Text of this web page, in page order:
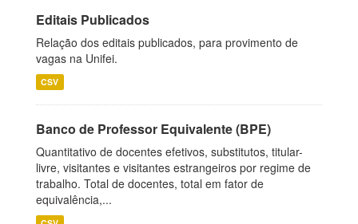
Editais Publicados
Relação dos editais publicados, para provimento de
vagas na Unifei.
CSV
Banco de Professor Equivalente (BPE)
Quantitativo de docentes efetivos, substitutos, titular-
livre, visitantes e visitantes estrangeiros por regime de
trabalho. Total de docentes, total em fator de
equivalência,...